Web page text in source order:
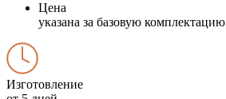
Цена
указана за базовую комплектацию
Изготовление